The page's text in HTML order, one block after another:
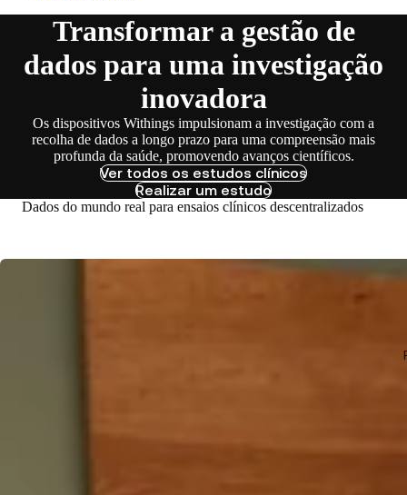
Transformar a gestão de
dados para uma investigação
inovadora
Os dispositivos Withings impulsionam a investigação com a
recolha de dados a longo prazo para uma compreensão mais
profunda da saúde, promovendo avanços científicos.
Ver todos os estudos clínicos
Realizar um estudo
Dados do mundo real para ensaios clínicos descentralizados